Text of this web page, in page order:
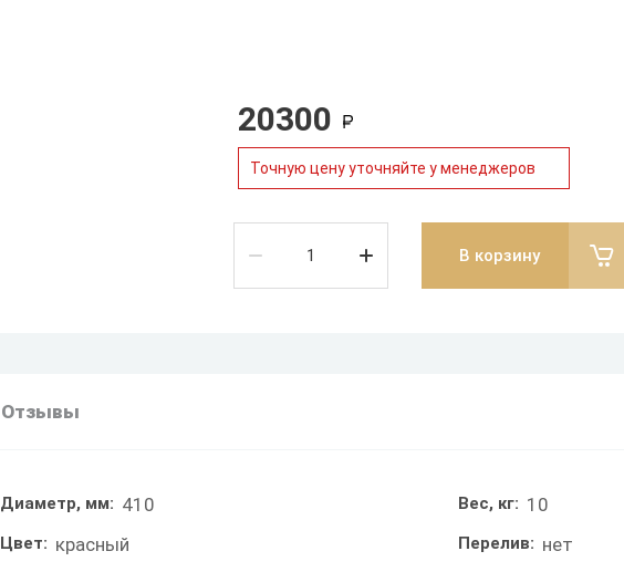
20300
Точную цену уточняйте у менеджеров
В корзину
Отзывы
Диаметр, мм: 410 Вес, кг: 10
Цвет: красный Перелив: нет